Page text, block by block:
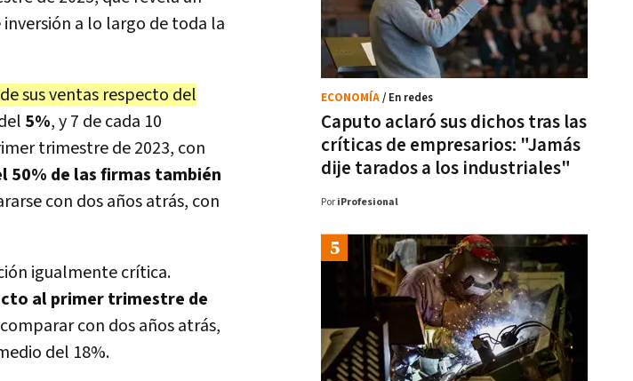
a lo largo de toda la
sus ventas respecto del
5%, y 7 de cada 10
trimestre de 2023, con
50% de las firmas también
con dos años atrás, con
igualmente crítica.
al primer trimestre de
con dos años atrás,
del 18%.
Caputo aclaró sus dichos tras las
críticas de empresarios: "Jamás
dije tarados a los industriales"
ECONOMÍA/ En redes
Por iProfesional